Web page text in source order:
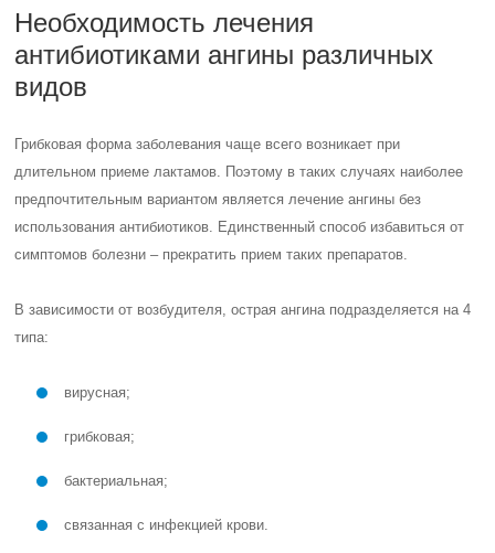
Необходимость лечения
антибиотиками ангины различных
видов
Грибковая форма заболевания чаще всего возникает при
длительном приеме лактамов. Поэтому в таких случаях наиболее
предпочтительным вариантом является лечение ангины без
использования антибиотиков. Единственный способ избавиться от
симптомов болезни – прекратить прием таких препаратов.
В зависимости от возбудителя, острая ангина подразделяется на 4
типа:
вирусная;
грибковая;
бактериальная;
связанная с инфекцией крови.